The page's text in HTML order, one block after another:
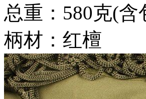
总重：580克(含
柄材：红檀